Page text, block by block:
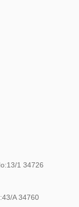
1 34726
A 34760